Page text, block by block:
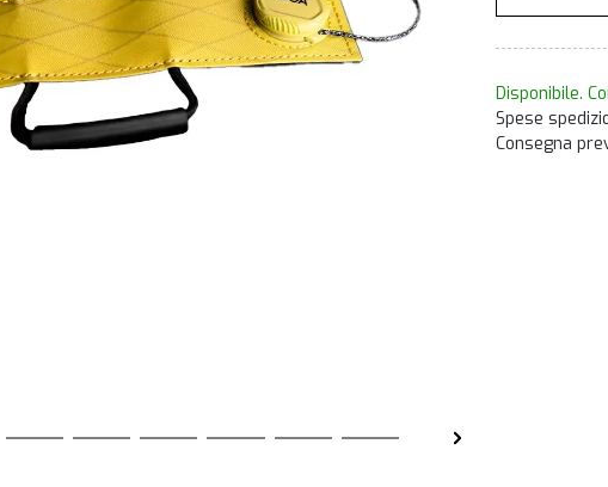
Disponibile.
Spese
Consegna